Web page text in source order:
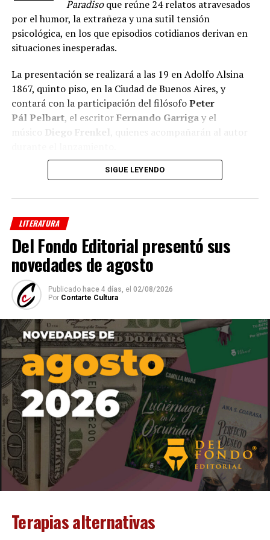
Paradisoque reúne 24 relatos atravesados
por el humor, la extrañeza y una sutil tensión
psicológica, en los que episodios cotidianos derivan en
situaciones inesperadas.
La presentación se realizará a las 19 en Adolfo Alsina
1867, quinto piso, en la Ciudad de Buenos Aires, y
contará con la participación del filósofoPeter
PálPelbart, el escritorFernando Garrigay el
Diego Frenkel , quienes acompañarán al autor
páginas, “Última fila” propone un recorrido por historias
obras de arte o recuerdos familiares para explorar temas
como los afectos, el deseo, la memoria, los secretos
SIGUE LEYENDO
LITERATURA
Del Fondo Editorial presentó sus
novedades de agosto
Publicado hace 4 días, el 02/08/2026
Por Contarte Cultura
Terapias alternativas